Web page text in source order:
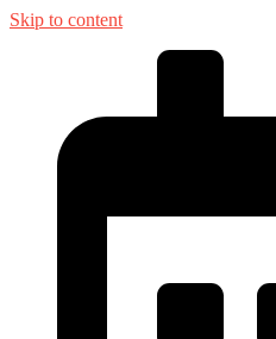
Skip to content